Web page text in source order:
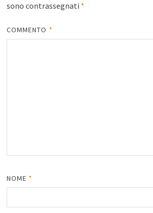
sono contrassegnati *
COMMENTO *
NOME *